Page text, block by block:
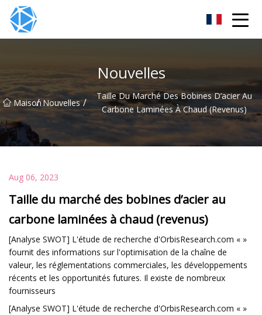
Nouvelles
Maison
/ Nouvelles /
Taille Du Marché Des Bobines D’acier Au
Carbone Laminées À Chaud (revenus)
Aug 06, 2023
Taille du marché des bobines d’acier au
carbone laminées à chaud (revenus)
[Analyse SWOT] L'étude de recherche d'OrbisResearch.com « »
fournit des informations sur l'optimisation de la chaîne de
valeur, les réglementations commerciales, les développements
récents et les opportunités futures. Il existe de nombreux
fournisseurs
[Analyse SWOT] L'étude de recherche d'OrbisResearch.com « »